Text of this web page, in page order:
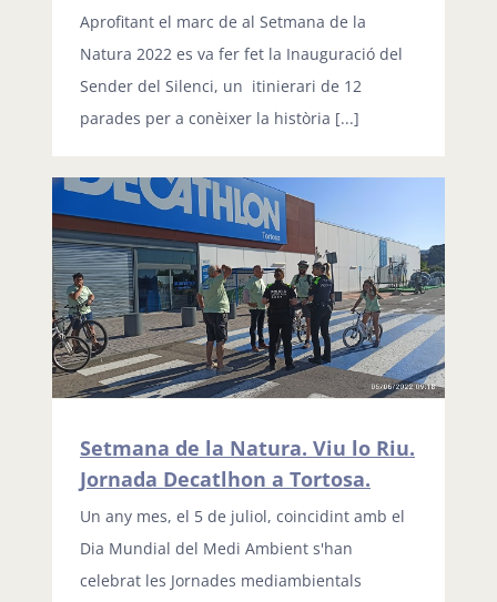
Aprofitant el marc de al Setmana de la
Natura 2022 es va fer fet la Inauguració del
Sender del Silenci, un itinierari de 12
parades per a conèixer la història [...]
Setmana de la Natura. Viu lo Riu.
Jornada Decatlhon a Tortosa.
Un any mes, el 5 de juliol, coincidint amb el
Dia Mundial del Medi Ambient s'han
celebrat les Jornades mediambientals